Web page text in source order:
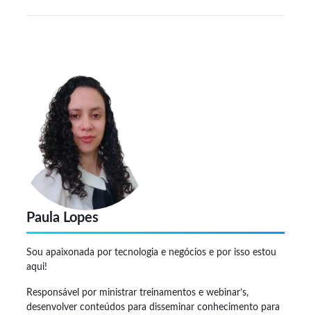
Paula Lopes
Sou apaixonada por tecnologia e negócios e por isso estou
aqui!
Responsável por ministrar treinamentos e webinar’s,
desenvolver conteúdos para disseminar conhecimento para